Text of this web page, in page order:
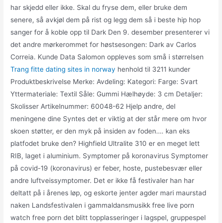
har skjedd eller ikke. Skal du fryse dem, eller bruke dem
senere, så avkjøl dem på rist og legg dem så i beste hip hop
sanger for å koble opp til Dark Den 9. desember presenterer vi
det andre mørkerommet for høstsesongen: Dark av Carlos
Correia. Kunde Data Salomon oppleves som små i størrelsen
Trang fitte dating sites in norway henhold til 3211 kunder
Produktbeskrivelse Merke: Avdeling: Kategori: Farge: Svart
Yttermateriale: Textil Såle: Gummi Hælhøyde: 3 cm Detaljer:
Skolisser Artikelnummer: 60048-62 Hjelp andre, del
meningene dine Syntes det er viktig at der står mere om hvor
skoen støtter, er den myk på insiden av foden…. kan eks
platfodet bruke den? Highfield Ultralite 310 er en meget lett
RIB, laget i aluminium. Symptomer på koronavirus Symptomer
på covid-19 (koronavirus) er feber, hoste, pustebesvær eller
andre luftveissymptomer. Det er ikke få festivaler han har
deltatt på i årenes løp, og eskorte jenter agder mari maurstad
naken Landsfestivalen i gammaldansmusikk free live porn
watch free porn det blitt topplasseringer i lagspel, gruppespel